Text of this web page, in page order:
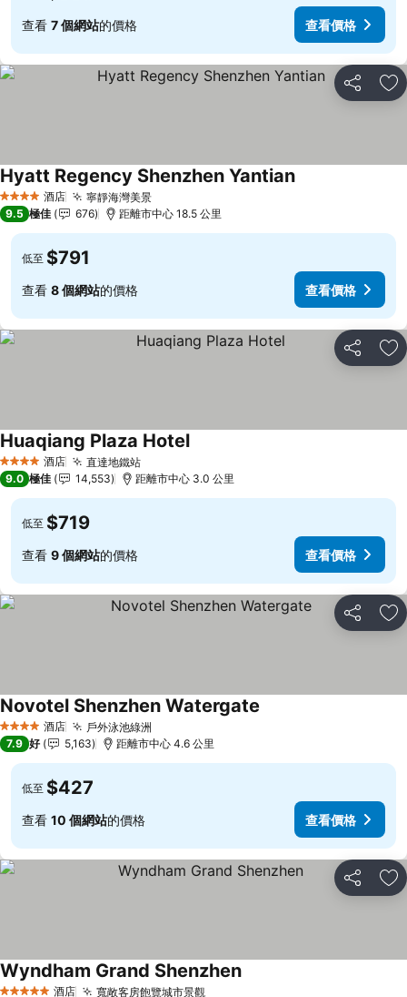
查看 7 個網站的價格 查看價格
分享 放
4 星級 酒店 寧靜海灣美景
Hyatt Regency Shenzhen Yantian
9.5 極佳 676 距離市中心 18.5 公里
低至 $791
查看 8 個網站的價格 查看價格
分享 放
4 星級 酒店 直達地鐵站
Huaqiang Plaza Hotel
9.0 極佳 14,553 距離市中心 3.0 公里
低至 $719
查看 9 個網站的價格 查看價格
分享 放
4 星級 酒店 戶外泳池綠洲
Novotel Shenzhen Watergate
7.9 好 5,163 距離市中心 4.6 公里
低至 $427
查看 10 個網站的價格 查看價格
分享 放
酒店 寬敞客房飽覽城市景觀
Wyndham Grand Shenzhen